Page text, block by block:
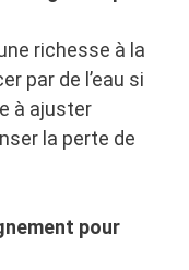
richesse à la
par de l’eau si
à ajuster
la perte de
pour